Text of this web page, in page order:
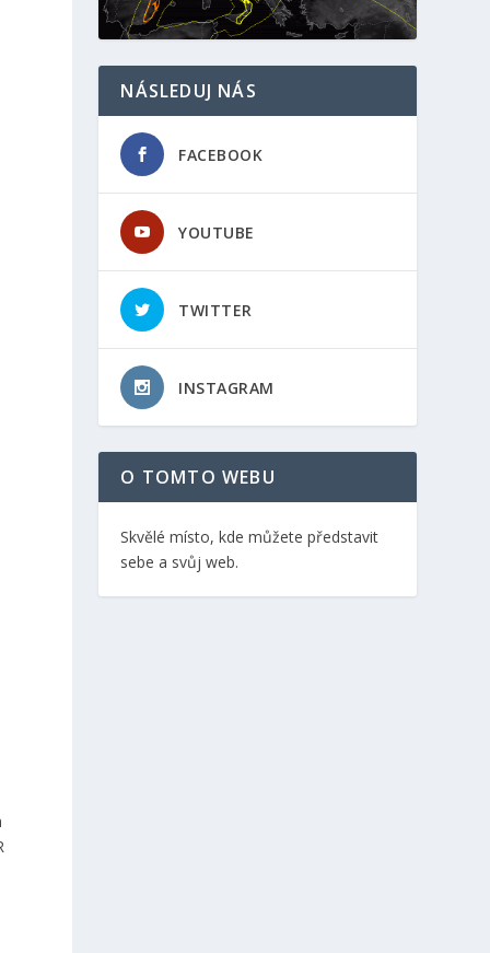
NÁSLEDUJ NÁS
FACEBOOK
YOUTUBE
TWITTER
INSTAGRAM
O TOMTO WEBU
Skvělé místo, kde můžete představit
sebe a svůj web.